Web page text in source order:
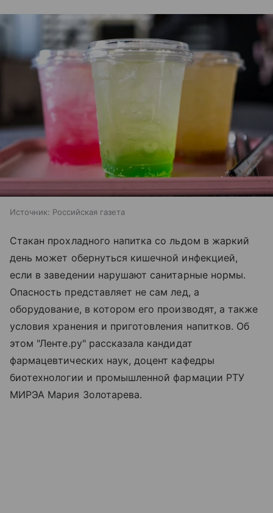
Источник: Российская газета
Стакан прохладного напитка со льдом в жаркий
день может обернуться кишечной инфекцией,
если в заведении нарушают санитарные нормы.
Опасность представляет не сам лед, а
оборудование, в котором его производят, а также
условия хранения и приготовления напитков. Об
этом "Ленте.ру" рассказала кандидат
фармацевтических наук, доцент кафедры
биотехнологии и промышленной фармации РТУ
МИРЭА Мария Золотарева.